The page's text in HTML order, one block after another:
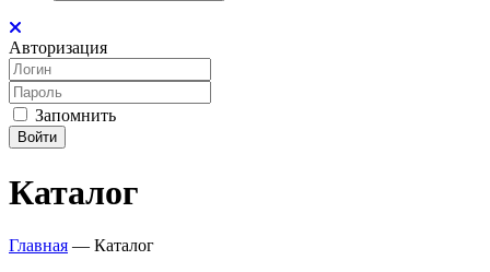
Авторизация
Запомнить
Войти
Каталог
Главная — Каталог